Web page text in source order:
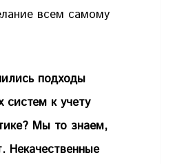
всем самому
подходы
систем к учету
Мы то знаем,
Некачественные